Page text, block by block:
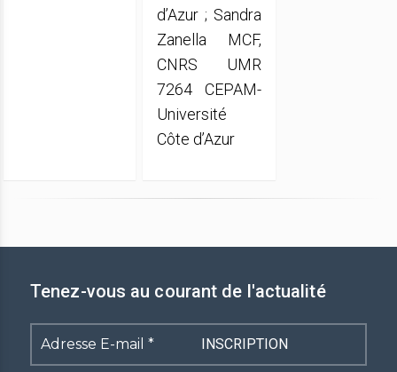
d’Azur ; Sandra
Zanella MCF,
CNRS UMR
7264 CEPAM-
Université
Côte d’Azur
Tenez-vous au courant de l'actualité
Adresse
E-